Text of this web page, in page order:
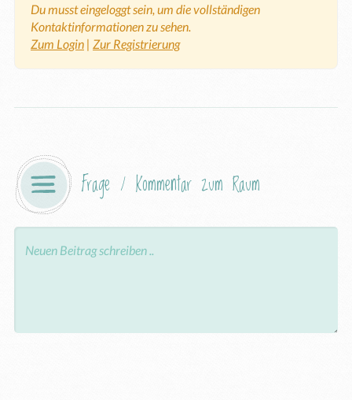
Du musst eingeloggt sein, um die vollständigen
Kontaktinformationen zu sehen.
Zum Login | Zur Registrierung
Frage / Kommentar zum Raum